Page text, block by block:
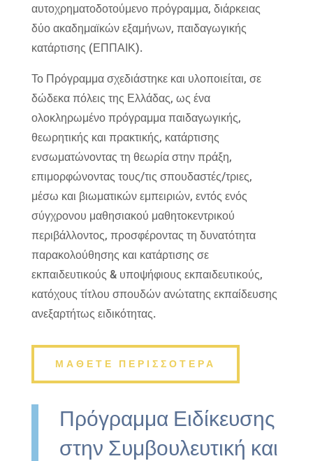
αυτοχρηματοδοτούμενο πρόγραμμα, διάρκειας
δύο ακαδημαϊκών εξαμήνων, παιδαγωγικής
κατάρτισης (ΕΠΠΑΙΚ).
Το Πρόγραμμα σχεδιάστηκε και υλοποιείται, σε
δώδεκα πόλεις της Ελλάδας, ως ένα
ολοκληρωμένο πρόγραμμα παιδαγωγικής,
θεωρητικής και πρακτικής, κατάρτισης
ενσωματώνοντας τη θεωρία στην πράξη,
επιμορφώνοντας τους/τις σπουδαστές/τριες,
μέσω και βιωματικών εμπειριών, εντός ενός
σύγχρονου μαθησιακού μαθητοκεντρικού
περιβάλλοντος, προσφέροντας τη δυνατότητα
παρακολούθησης και κατάρτισης σε
εκπαιδευτικούς & υποψήφιους εκπαιδευτικούς,
κατόχους τίτλου σπουδών ανώτατης εκπαίδευσης
ανεξαρτήτως ειδικότητας.
ΜΑΘΕΤΕ ΠΕΡΙΣΣΟΤΕΡΑ
Πρόγραμμα Ειδίκευσης
στην Συμβουλευτική και